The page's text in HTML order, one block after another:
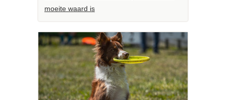
moeite waard is